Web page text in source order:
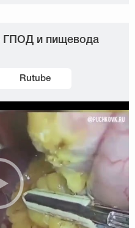
ГПОД и пищевода
Rutube